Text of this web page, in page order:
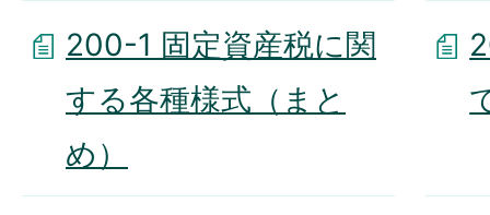
200-1 固定資産税に関
する各種様式（まと
め）